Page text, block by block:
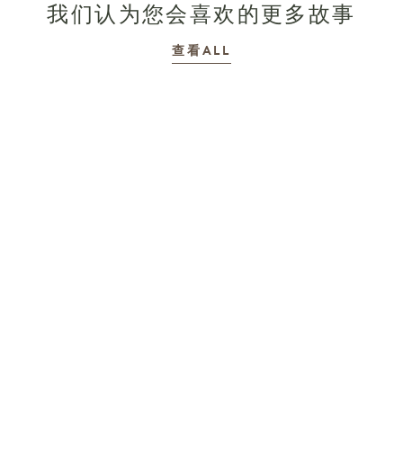
我们认为您会喜欢的更多故事
查看ALL